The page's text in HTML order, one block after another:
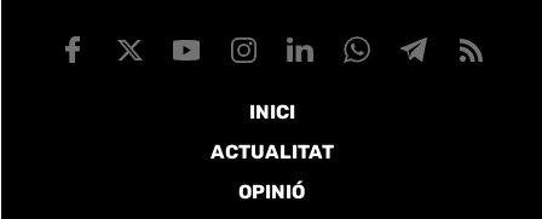
INICI
ACTUALITAT
OPINIÓ